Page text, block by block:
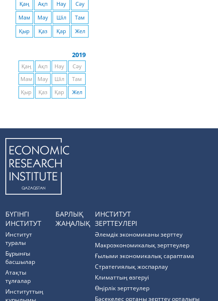
Қаң Ақп Нау
Сәу
Мам
Мау Шіл
Там
Қыр
Қаз Қар Жел
2019
Қаң Ақп Нау
Сәу
Мам
Мау Шіл
Там
Қыр
Қаз Қар Жел
БҮГІНГІ
ИНСТИТУТ
Институт
туралы
Бұрынғы
басшылар
Атақты
тұлғалар
Институттың
БАРЛЫҚ
ЖАҢАЛЫҚ
ИНСТИТУТ
ЗЕРТТЕУЛЕРІ
Әлемдік экономиканы зерттеу
Макроэкономикалық зерттеулер
Ғылыми экономикалық сараптама
Стратегиялық жоспарлау
Климаттың өзгеруі
Өңірлік зерттеулер
Бәсекелес ортаны зерттеу орталығы